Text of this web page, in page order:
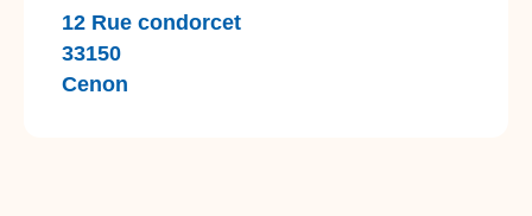
12 Rue condorcet
33150
Cenon